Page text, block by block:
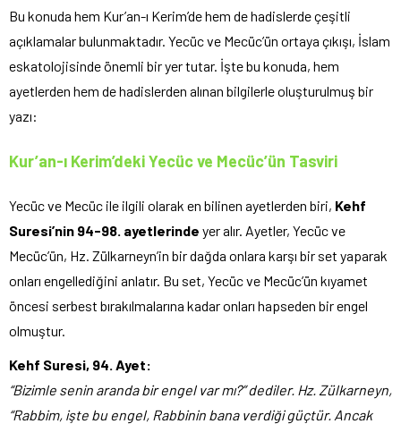
Bu konuda hem Kur’an-ı Kerim’de hem de hadislerde çeşitli
açıklamalar bulunmaktadır. Yecüc ve Mecüc’ün ortaya çıkışı, İslam
eskatolojisinde önemli bir yer tutar. İşte bu konuda, hem
ayetlerden hem de hadislerden alınan bilgilerle oluşturulmuş bir
yazı:
Kur’an-ı Kerim’deki Yecüc ve Mecüc’ün Tasviri
Yecüc ve Mecüc ile ilgili olarak en bilinen ayetlerden biri, Kehf
Suresi’nin 94-98. ayetlerinde yer alır. Ayetler, Yecüc ve
Mecüc’ün, Hz. Zülkarneyn’in bir dağda onlara karşı bir set yaparak
onları engellediğini anlatır. Bu set, Yecüc ve Mecüc’ün kıyamet
öncesi serbest bırakılmalarına kadar onları hapseden bir engel
olmuştur.
Kehf Suresi, 94. Ayet:
“Bizimle senin aranda bir engel var mı?” dediler. Hz. Zülkarneyn,
“Rabbim, işte bu engel, Rabbinin bana verdiği güçtür. Ancak